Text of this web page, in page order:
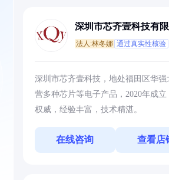
深圳市芯齐壹科技有限
法人:林冬娜 通过真实性核验
深圳市芯齐壹科技，地处福田区华强
营多种芯片等电子产品，2020年成立
权威，经验丰富，技术精湛。
在线咨询 查看店